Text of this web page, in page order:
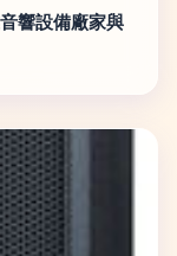
響設備廠家與